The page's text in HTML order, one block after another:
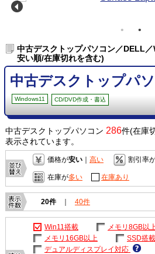
中古デスクトップパソコン／DELL
安い順/在庫切れを含む)
中古デスクトップパ
Windows11 CD/DVD作成・書込
中古デスクトップパソコン 286件(在庫
表示されています。
価格が安い｜ 高い 割引率
在庫が多い 在庫あり
20件 ｜ 40件
Win11搭載
メモリ8GB以
メモリ16GB以上
SSD搭載
デュアルディスプレイ対応